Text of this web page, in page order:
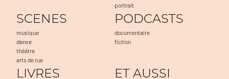
portrait
SCENES
musique
danse
théâtre
arts de rue
PODCASTS
documentaire
fiction
LIVRES ET AUSSI